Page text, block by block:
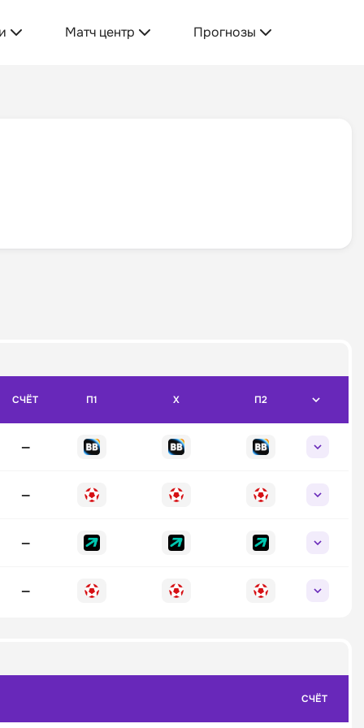
Матч центр Прогнозы
СЧЁТ П1 X П2
—
—
—
—
СЧЁТ